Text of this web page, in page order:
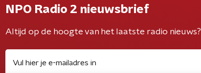
NPO Radio 2 nieuwsbrief
Altijd op de hoogte van het laatste radio nieuws?